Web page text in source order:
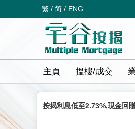
繁 / 简 / ENG
主頁 搵樓/成交
按揭利息低至2.73%,現金回